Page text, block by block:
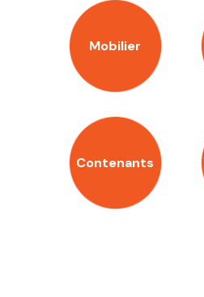
No products
Mobilier
Contenants